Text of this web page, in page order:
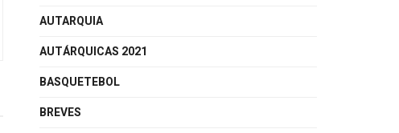
AUTARQUIA
AUTÁRQUICAS 2021
BASQUETEBOL
BREVES